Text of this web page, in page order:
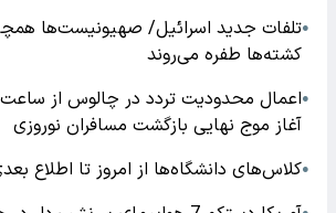
●تلفات جدید اسرائیل/ صهیونیست‌ها
کشته‌ها طفره می‌روند
●
آغاز موج نهایی بازگشت مسافران نوروزی
●کلاس‌های دانشگاه‌ها از امروز تا اطلاع